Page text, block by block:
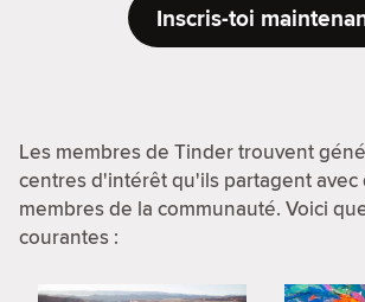
Inscris-toi
Les membres de Tinder trouvent
centres d'intérêt qu'ils partagent avec
membres de la communauté. Voici
courantes :